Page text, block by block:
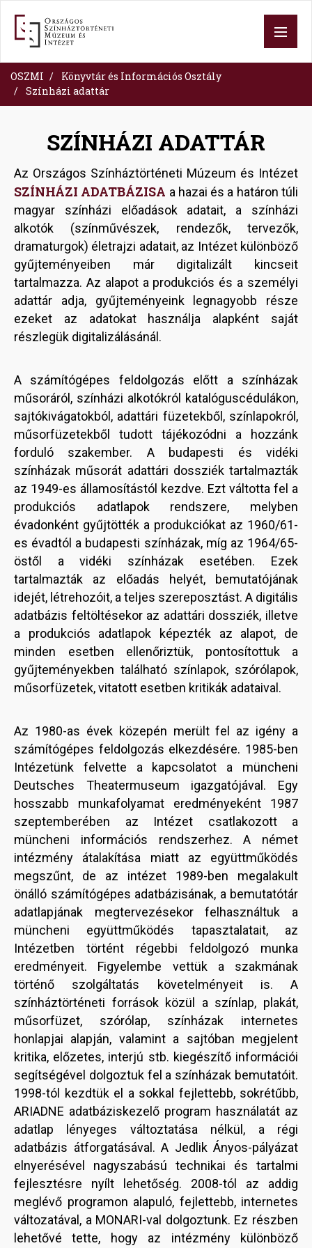
content
OSZMI
Könyvtár és Információs Osztály
Színházi adattár
SZÍNHÁZI ADATTÁR
Az Országos Színháztörténeti Múzeum és Intézet
SZÍNHÁZI ADATBÁZISA a hazai és a határon túli
magyar színházi előadások adatait, a színházi
alkotók (színművészek, rendezők, tervezők,
dramaturgok) életrajzi adatait, az Intézet különböző
gyűjteményeiben már digitalizált kincseit
tartalmazza. Az alapot a produkciós és a személyi
adattár adja, gyűjteményeink legnagyobb része
ezeket az adatokat használja alapként saját
részlegük digitalizálásánál.
A számítógépes feldolgozás előtt a színházak
műsoráról, színházi alkotókról katalóguscédulákon,
sajtókivágatokból, adattári füzetekből, színlapokról,
műsorfüzetekből tudott tájékozódni a hozzánk
forduló szakember. A budapesti és vidéki
színházak műsorát adattári dossziék tartalmazták
az 1949-es államosítástól kezdve. Ezt váltotta fel a
produkciós adatlapok rendszere, melyben
évadonként gyűjtötték a produkciókat az 1960/61-
es évadtól a budapesti színházak, míg az 1964/65-
östől a vidéki színházak esetében. Ezek
tartalmazták az előadás helyét, bemutatójának
idejét, létrehozóit, a teljes szereposztást. A digitális
adatbázis feltöltésekor az adattári dossziék, illetve
a produkciós adatlapok képezték az alapot, de
minden esetben ellenőriztük, pontosítottuk a
gyűjteményekben található színlapok, szórólapok,
műsorfüzetek, vitatott esetben kritikák adataival.
Az 1980-as évek közepén merült fel az igény a
számítógépes feldolgozás elkezdésére. 1985-ben
Intézetünk felvette a kapcsolatot a müncheni
Deutsches Theatermuseum igazgatójával. Egy
hosszabb munkafolyamat eredményeként 1987
szeptemberében az Intézet csatlakozott a
müncheni információs rendszerhez. A német
intézmény átalakítása miatt az együttműködés
megszűnt, de az intézet 1989-ben megalakult
önálló számítógépes adatbázisának, a bemutatótár
adatlapjának megtervezésekor felhasználtuk a
müncheni együttműködés tapasztalatait, az
Intézetben történt régebbi feldolgozó munka
eredményeit. Figyelembe vettük a szakmának
történő szolgáltatás követelményeit is. A
színháztörténeti források közül a színlap, plakát,
műsorfüzet, szórólap, színházak internetes
honlapjai alapján, valamint a sajtóban megjelent
kritika, előzetes, interjú stb. kiegészítő információi
segítségével dolgoztuk fel a színházak bemutatóit.
1998-tól kezdtük el a sokkal fejlettebb, sokrétűbb,
ARIADNE adatbáziskezelő program használatát az
adatlap lényeges változtatása nélkül, a régi
adatbázis átforgatásával. A Jedlik Ányos-pályázat
elnyerésével nagyszabású technikai és tartalmi
fejlesztésre nyílt lehetőség. 2008-tól az addig
meglévő programon alapuló, fejlettebb, internetes
változatával, a MONARI-val dolgoztunk. Ez részben
lehetővé tette, hogy az intézmény különböző